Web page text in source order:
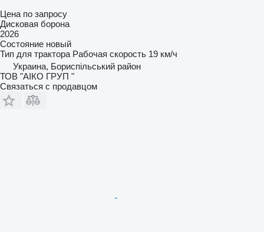
Цена по запросу
Дисковая борона
2026
Состояние новый
Тип для трактора Рабочая скорость 19 км/ч
Украина, Бориспільський район
ТОВ "АІКО ГРУП "
Связаться с продавцом